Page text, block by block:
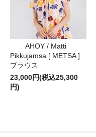
AHOY / Matti
Pikkujamsa [ METSA ]
ブラウス
23,000円(税込25,300
円)